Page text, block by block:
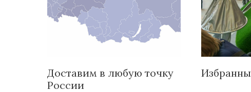
Доставим в любую точку
России